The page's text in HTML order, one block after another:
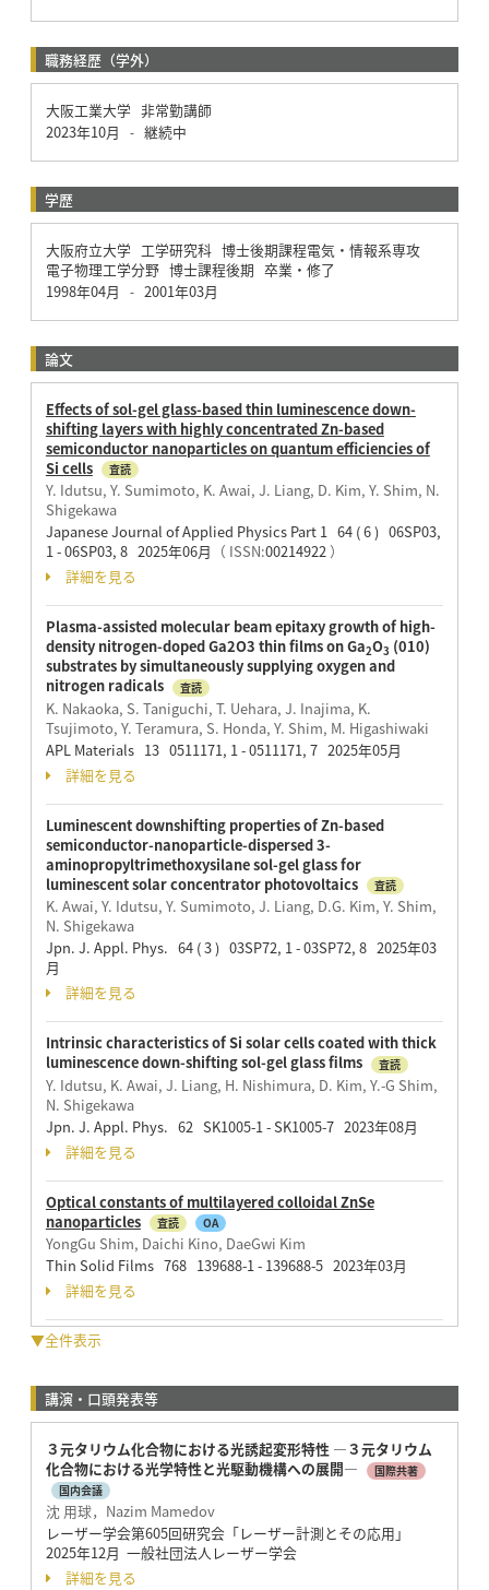
職務経歴（学外）
大阪工業大学 非常勤講師
2023年10月
- 継続中
学歴
大阪府立大学 工学研究科 博士後期課程電気・情報系専攻
電子物理工学分野 博士課程後期 卒業・修了
1998年04月
- 2001年03月
論文
Effects of sol-gel glass-based thin luminescence down-
shifting layers with highly concentrated Zn-based
semiconductor nanoparticles on quantum efficiencies of
Si cells
査読
Y. Idutsu, Y. Sumimoto, K. Awai, J. Liang, D. Kim, Y. Shim, N.
Shigekawa
Japanese Journal of Applied Physics Part 1 64 ( 6 ) 06SP03,
1 - 06SP03, 8 2025年06月 （ ISSN:00214922）
詳細を見る
Plasma-assisted molecular beam epitaxy growth of high-
density nitrogen-doped Ga2O3 thin films on Ga2O3 (010)
substrates by simultaneously supplying oxygen and
nitrogen radicals
査読
K. Nakaoka, S. Taniguchi, T. Uehara, J. Inajima, K.
Tsujimoto, Y. Teramura, S. Honda, Y. Shim, M. Higashiwaki
APL Materials 13 0511171, 1 - 0511171, 7 2025年05月
詳細を見る
Luminescent downshifting properties of Zn-based
semiconductor-nanoparticle-dispersed 3-
aminopropyltrimethoxysilane sol-gel glass for
luminescent solar concentrator photovoltaics
査読
K. Awai, Y. Idutsu, Y. Sumimoto, J. Liang, D.G. Kim, Y. Shim,
N. Shigekawa
Jpn. J. Appl. Phys. 64 ( 3 ) 03SP72, 1 - 03SP72, 8 2025年03
月
詳細を見る
Intrinsic characteristics of Si solar cells coated with thick
luminescence down-shifting sol-gel glass films
査読
Y. Idutsu, K. Awai, J. Liang, H. Nishimura, D. Kim, Y.-G Shim,
N. Shigekawa
Jpn. J. Appl. Phys. 62 SK1005-1 - SK1005-7 2023年08月
詳細を見る
Optical constants of multilayered colloidal ZnSe
nanoparticles
査読 OA
YongGu Shim, Daichi Kino, DaeGwi Kim
Thin Solid Films 768 139688-1 - 139688-5 2023年03月
詳細を見る
▼全件表示
講演・口頭発表等
３元タリウム化合物における光誘起変形特性 —３元タリウム
化合物における光学特性と光駆動機構への展開—
国際共著
国内会議
沈 用球，Nazim Mamedov
レーザー学会第605回研究会「レーザー計測とその応⽤」
2025年12月 一般社団法人レーザー学会
詳細を見る